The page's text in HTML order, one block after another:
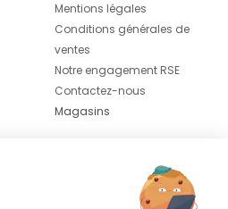
Mentions légales
Conditions générales de
ventes
Notre engagement RSE
Contactez-nous
Magasins